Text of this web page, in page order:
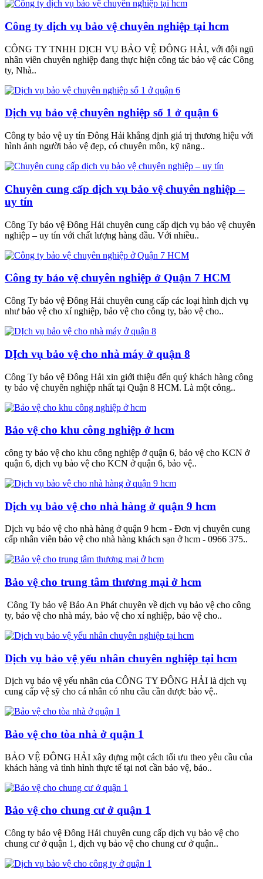
Công ty dịch vụ bảo vệ chuyên nghiệp tại hcm
CÔNG TY TNHH DỊCH VỤ BẢO VỆ ĐÔNG HẢI, với đội ngũ
nhân viên chuyên nghiệp đang thực hiện công tác bảo vệ các Công
ty, Nhà..
Dịch vụ bảo vệ chuyên nghiệp số 1 ở quận 6
Công ty bảo vệ uy tín Đông Hải khẳng định giá trị thương hiệu với
hình ảnh người bảo vệ đẹp, có chuyên môn, kỹ năng..
Chuyên cung cấp dịch vụ bảo vệ chuyên nghiệp –
uy tín
Công Ty bảo vệ Đông Hải chuyên cung cấp dịch vụ bảo vệ chuyên
nghiệp – uy tín với chất lượng hàng đầu. Với nhiều..
Công ty bảo vệ chuyên nghiệp ở Quận 7 HCM
Công Ty bảo vệ Đông Hải chuyên cung cấp các loại hình dịch vụ
như bảo vệ cho xí nghiệp, bảo vệ cho công ty, bảo vệ cho..
DỊch vụ bảo vệ cho nhà máy ở quận 8
Công Ty bảo vệ Đông Hải xin giới thiệu đến quý khách hàng công
ty bảo vệ chuyên nghiệp nhất tại Quận 8 HCM. Là một công..
Bảo vệ cho khu công nghiệp ở hcm
công ty bảo vệ cho khu công nghiệp ở quận 6, bảo vệ cho KCN ở
quận 6, dịch vụ bảo vệ cho KCN ở quận 6, bảo vệ..
Dịch vụ bảo vệ cho nhà hàng ở quận 9 hcm
Dịch vụ bảo vệ cho nhà hàng ở quận 9 hcm - Đơn vị chuyên cung
cấp nhân viên bảo vệ cho nhà hàng khách sạn ở hcm - 0966 375..
Bảo vệ cho trung tâm thương mại ở hcm
Công Ty bảo vệ Bảo An Phát chuyên về dịch vụ bảo vệ cho công
ty, bảo vệ cho nhà máy, bảo vệ cho xí nghiệp, bảo vệ cho..
Dịch vụ bảo vệ yếu nhân chuyên nghiệp tại hcm
Dịch vụ bảo vệ yếu nhân của CÔNG TY ĐÔNG HẢI là dịch vụ
cung cấp vệ sỹ cho cá nhân có nhu cầu cần được bảo vệ..
Bảo vệ cho tòa nhà ở quận 1
BẢO VỆ ĐÔNG HẢI xây dựng một cách tối ưu theo yêu cầu của
khách hàng và tình hình thực tế tại nơi cần bảo vệ, bảo..
Bảo vệ cho chung cư ở quận 1
Công ty bảo vệ Đông Hải chuyên cung cấp dịch vụ bảo vệ cho
chung cư ở quận 1, dịch vụ bảo vệ cho chung cư ở quận..